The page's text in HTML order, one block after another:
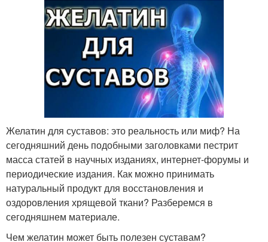
Желатин для суставов: это реальность или миф? На
сегодняшний день подобными заголовками пестрит
масса статей в научных изданиях, интернет-форумы и
периодические издания. Как можно принимать
натуральный продукт для восстановления и
оздоровления хрящевой ткани? Разберемся в
сегодняшнем материале.
Чем желатин может быть полезен суставам?